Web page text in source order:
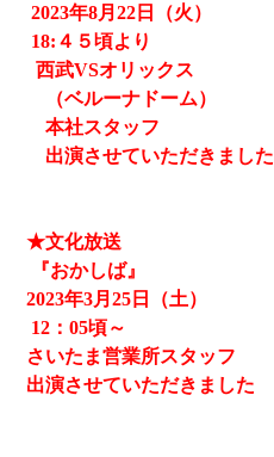
2023年8月22日（火）
18:４５頃より
西武VSオリックス
（ベルーナドーム）
本社スタッフ
出演させていただきました
★文化放送
『おかしば』
2023年3月25日（土）
12 ：05頃～
さいたま営業所スタッフ
出演させていただきました